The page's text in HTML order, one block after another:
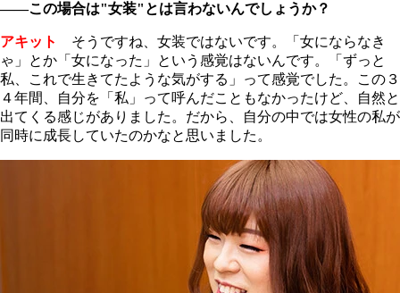
――この場合は"女装"とは言わないんでしょうか？
アキット
そうですね、女装ではないです。「女にならなき
ゃ」とか「女になった」という感覚はないんです。「ずっと
私、これで生きてたような気がする」って感覚でした。この３
４年間、自分を「私」って呼んだこともなかったけど、自然と
出てくる感じがありました。だから、自分の中では女性の私が
同時に成長していたのかなと思いました。